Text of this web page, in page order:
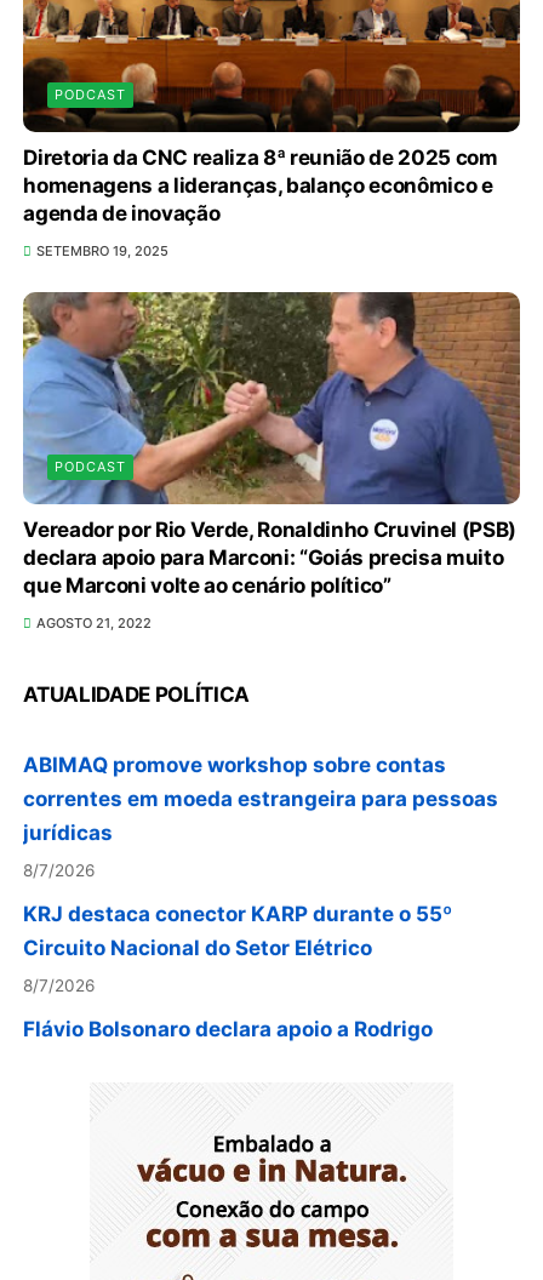
PODCAST
Diretoria da CNC realiza 8ª reunião de 2025 com
homenagens a lideranças, balanço econômico e
agenda de inovação
SETEMBRO 19, 2025
PODCAST
Vereador por Rio Verde, Ronaldinho Cruvinel (PSB)
declara apoio para Marconi: “Goiás precisa muito
que Marconi volte ao cenário político”
AGOSTO 21, 2022
ATUALIDADE POLÍTICA
Em convenção do Republicanos, Flávio
8/7/2026
correntes em moeda estrangeira para pessoas
jurídicas
8/7/2026
KRJ destaca conector KARP durante o 55º
Circuito Nacional do Setor Elétrico
8/7/2026
Flávio Bolsonaro declara apoio a Rodrigo
Valadares e Coronel Rocha na disputa pelo
8/7/2026
Opinião: Diplomas para um mundo que não
existe mais
Distrito Federal entra em alerta laranja de perigo